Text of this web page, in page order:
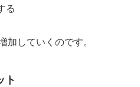
る
加していくのです。
ト